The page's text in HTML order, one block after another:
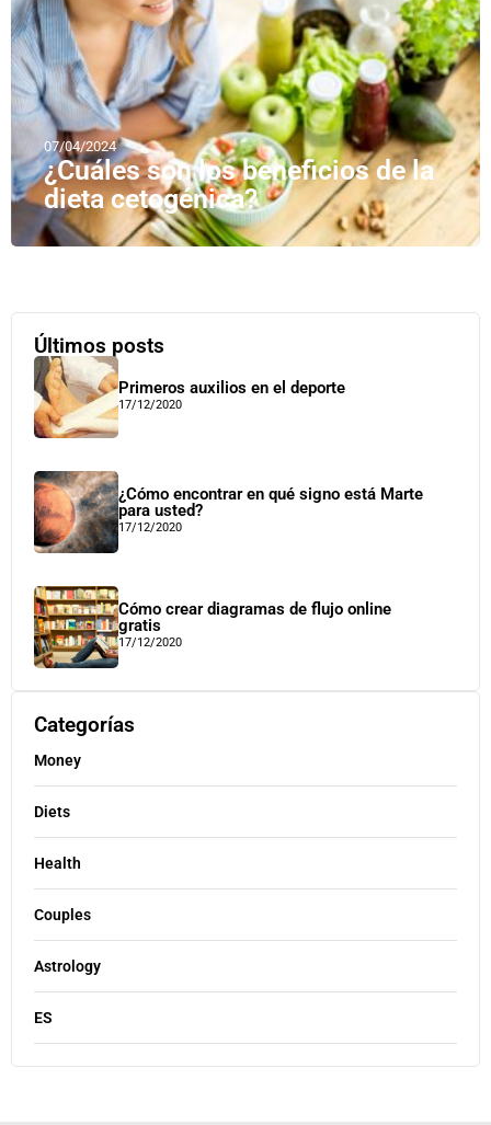
07/04/2024
¿Cuáles son los beneficios de la
dieta cetogénica?
Últimos posts
Primeros auxilios en el deporte
17/12/2020
¿Cómo encontrar en qué signo está Marte
para usted?
17/12/2020
Cómo crear diagramas de flujo online
gratis
17/12/2020
Categorías
Money
Diets
Health
Couples
Astrology
ES